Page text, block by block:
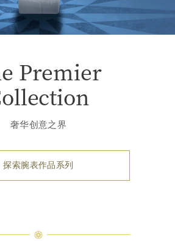
Premier
奢华创意之界
探索腕表作品系列